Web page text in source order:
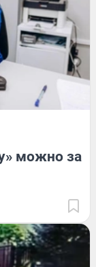
можно за